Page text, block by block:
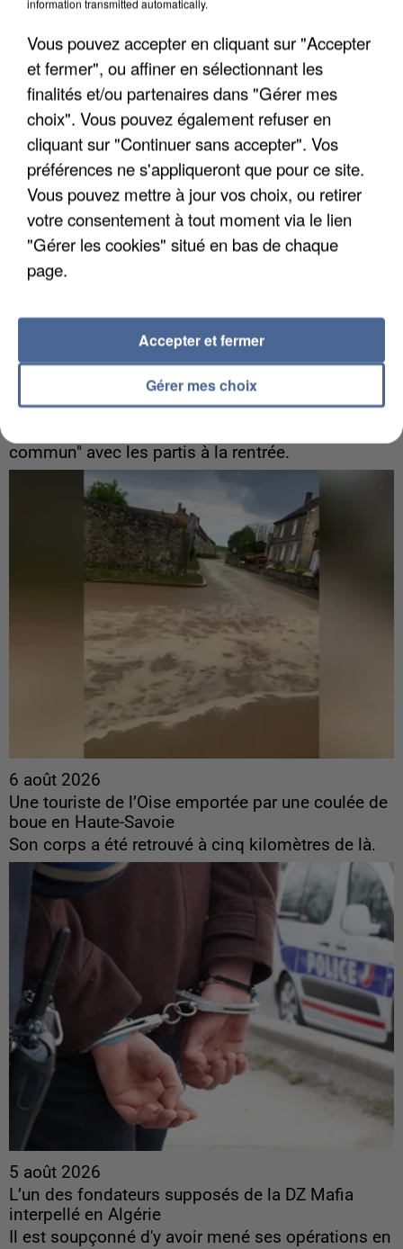
Un cofondateur du réseau avait été interpellé
quelques jours plus tôt.
6 août 2026
Gabriel Attal et Raphaël Glucksmann visés par des
ingérences...
commun" avec les partis à la rentrée.
6 août 2026
Une touriste de l’Oise emportée par une coulée de
boue en Haute-Savoie
Son corps a été retrouvé à cinq kilomètres de là.
5 août 2026
L’un des fondateurs supposés de la DZ Mafia
interpellé en Algérie
Il est soupçonné d'y avoir mené ses opérations en
Vous pouvez accepter en cliquant sur "Accepter
et fermer", ou affiner en sélectionnant les
finalités et/ou partenaires dans "Gérer mes
choix". Vous pouvez également refuser en
cliquant sur "Continuer sans accepter". Vos
préférences ne s'appliqueront que pour ce site.
Vous pouvez mettre à jour vos choix, ou retirer
votre consentement à tout moment via le lien
"Gérer les cookies" situé en bas de chaque
page.
Gérer mes choix
Accepter et fermer